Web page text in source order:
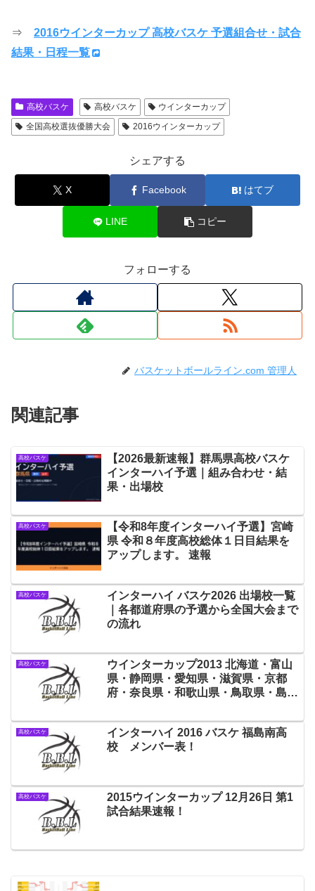
⇒ 2016ウインターカップ 高校バスケ 予選組合せ・試合
結果・日程一覧
高校バスケ 高校バスケ
ウインターカップ
全国高校選抜優勝大会
2016ウインターカップ
シェアする
X Facebook はてブ
LINE コピー
フォローする
バスケットボールライン.com 管理人
関連記事
高校バスケ
【2026最新速報】群馬県高校バスケ
インターハイ予選｜組み合わせ・結
果・出場校
高校バスケ
【令和8年度インターハイ予選】宮崎
県 令和８年度高校総体１日目結果を
アップします。 速報
高校バスケ
インターハイ バスケ2026 出場校一覧
｜各都道府県の予選から全国大会まで
の流れ
高校バスケ
ウインターカップ2013 北海道・富山
県・静岡県・愛知県・滋賀県・京都
府・奈良県・和歌山県・鳥取県・島根
高校バスケ
インターハイ 2016 バスケ 福島南高
校 メンバー表！
高校バスケ
2015ウインターカップ 12月26日 第1
試合結果速報！